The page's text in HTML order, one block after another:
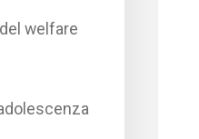
welfare